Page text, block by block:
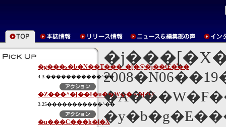
�g���s�b�N��T���_�[�@�j��Œ�̍��
4.3.�����������^��
�Z���^�[��I�u��W��A�[�X
3.25�����������^��
�u���C���h�l�X